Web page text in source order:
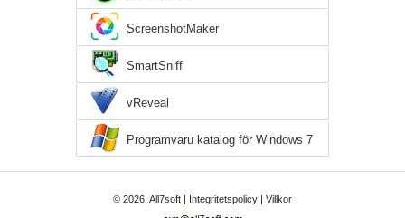
ScreenshotMaker
SmartSniff
vReveal
Programvaru katalog för Windows 7
© 2026, All7soft | Integritetspolicy Villkor